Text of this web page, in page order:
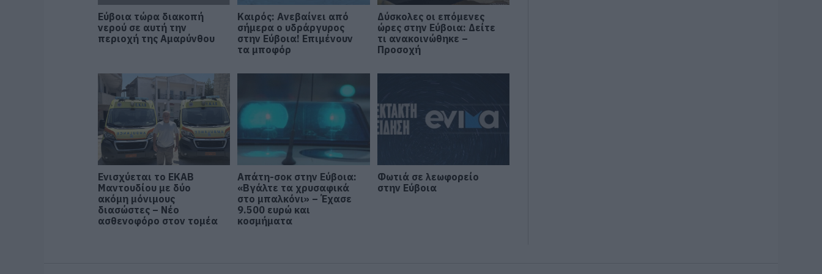
Εύβοια τώρα διακοπή
νερού σε αυτή την
περιοχή της Αμαρύνθου
Καιρός: Ανεβαίνει από
σήμερα ο υδράργυρος
στην Εύβοια! Επιμένουν
τα μποφόρ
Δύσκολες οι επόμενες
ώρες στην Εύβοια: Δείτε
τι ανακοινώθηκε –
Προσοχή
Ενισχύεται το ΕΚΑΒ
Μαντουδίου με δύο
ακόμη μόνιμους
διασώστες – Νέο
ασθενοφόρο στον τομέα
Απάτη-σοκ στην Εύβοια:
«Βγάλτε τα χρυσαφικά
στο μπαλκόνι» – Έχασε
9.500 ευρώ και
κοσμήματα
Φωτιά σε λεωφορείο
στην Εύβοια